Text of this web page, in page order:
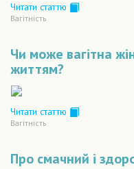
Читати статтю
Вагiтнiсть
Чи може вагітна
життям?
Читати статтю
Вагiтнiсть
Про смачний і